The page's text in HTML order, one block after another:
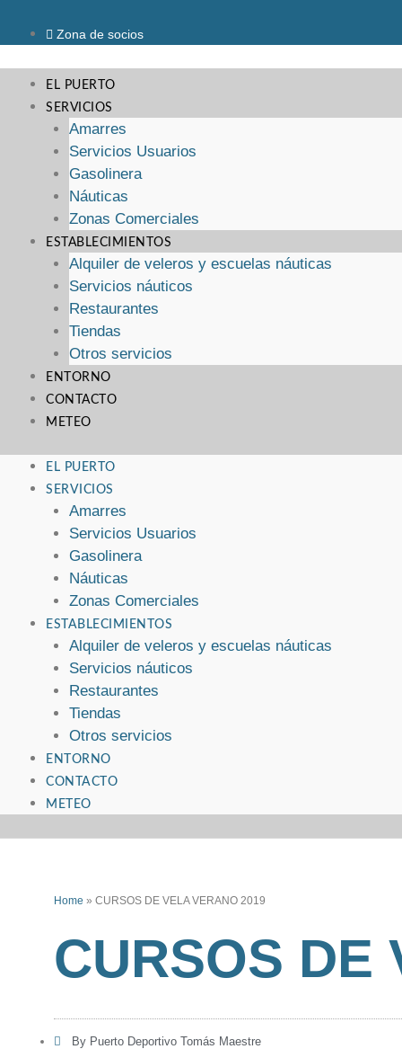
Zona de socios
EL PUERTO
SERVICIOS
Amarres
Servicios Usuarios
Gasolinera
Náuticas
Zonas Comerciales
ESTABLECIMIENTOS
Alquiler de veleros y escuelas náuticas
Servicios náuticos
Restaurantes
Tiendas
Otros servicios
ENTORNO
CONTACTO
METEO
EL PUERTO
SERVICIOS
Amarres
Servicios Usuarios
Gasolinera
Náuticas
Zonas Comerciales
ESTABLECIMIENTOS
Alquiler de veleros y escuelas náuticas
Servicios náuticos
Restaurantes
Tiendas
Otros servicios
ENTORNO
CONTACTO
METEO
Home » CURSOS DE VELA VERANO 2019
CURSOS DE
By Puerto Deportivo Tomás Maestre